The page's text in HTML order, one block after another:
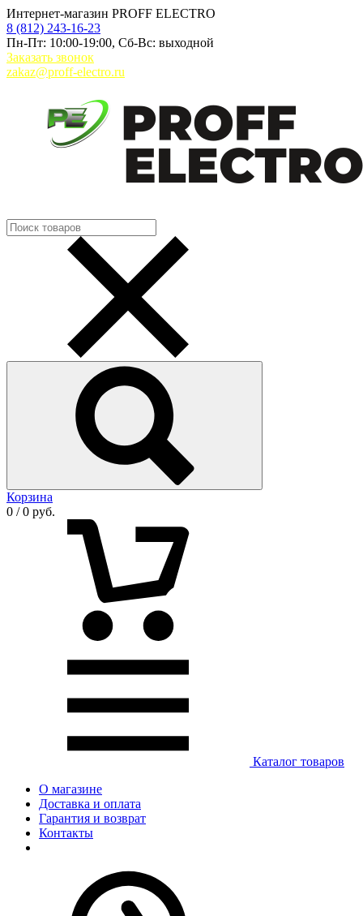
Интернет-магазин PROFF ELECTRO
8 (812) 243-16-23
Пн-Пт: 10:00-19:00, Сб-Вс: выходной
Заказать звонок
zakaz@proff-electro.ru
Корзина
0 / 0 руб.
Каталог товаров
О магазине
Доставка и оплата
Гарантия и возврат
Контакты